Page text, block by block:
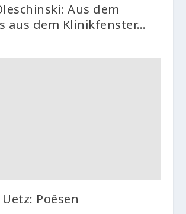
Aus dem
aus dem Klinikfenster…
Poësen